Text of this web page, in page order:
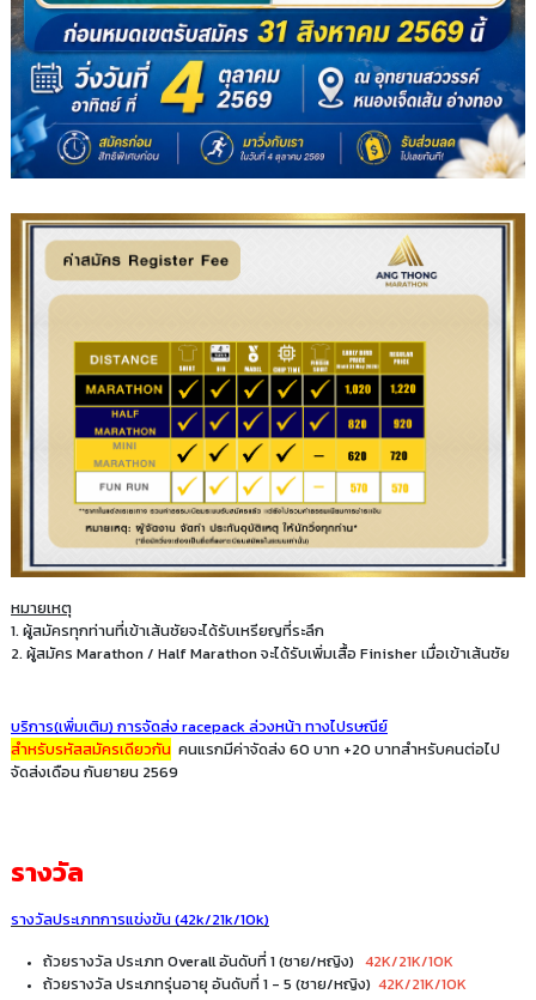
หมายเหตุ
1. ผู้สมัครทุกท่านที่เข้าเส้นชัยจะได้รับเหรียญที่ระลึก
2. ผู้สมัคร Marathon / Half Marathon จะได้รับเพิ่มเสื้อ Finisher เมื่อเข้าเส้นชัย
บริการ(เพิ่มเติม) การจัดส่ง racepack ล่วงหน้า ทางไปรษณีย์
สำหรับรหัสสมัครเดียวกัน คนแรกมีค่าจัดส่ง 60 บาท +20 บาทสำหรับคนต่อไป
จัดส่งเดือน กันยายน 2569
รางวัล
รางวัลประเภทการแข่งขัน (42k/21k/10k)
ถ้วยรางวัล ประเภท Overall อันดับที่ 1 (ชาย/หญิง) 42K/21K/10K
ถ้วยรางวัล ประเภทรุ่นอายุ อันดับที่ 1 - 5 (ชาย/หญิง) 42K/21K/10K